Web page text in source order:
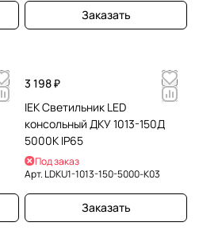
Заказать
3 198 ₽
IEK Светильник LED
консольный ДКУ 1013-150Д
5000К IP65
Под заказ
Арт. LDKU1-1013-150-5000-K03
Заказать